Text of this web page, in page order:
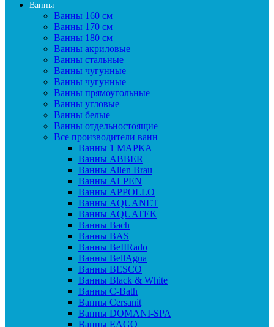
Ванны
Ванны 160 см
Ванны 170 см
Ванны 180 см
Ванны акриловые
Ванны стальные
Ванны чугунные
Ванны чугунные
Ванны прямоугольные
Ванны угловые
Ванны белые
Ванны отдельностоящие
Все производители ванн
Ванны 1 МАРКА
Ванны ABBER
Ванны Allen Brau
Ванны ALPEN
Ванны APPOLLO
Ванны AQUANET
Ванны AQUATEK
Ванны Bach
Ванны BAS
Ванны BeIIRado
Ванны BellAgua
Ванны BESCO
Ванны Black & White
Ванны C-Bath
Ванны Cersanit
Ванны DOMANI-SPA
Ванны EAGO